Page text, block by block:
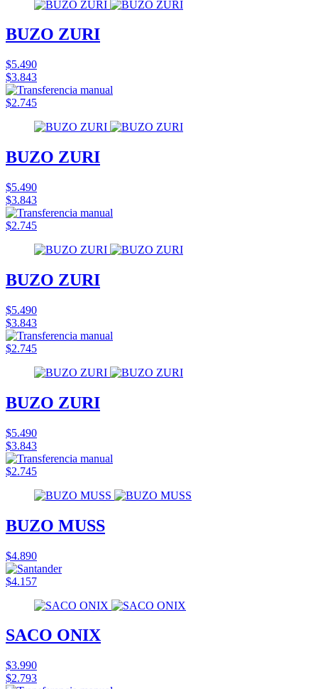
BUZO ZURI
$5.490
$3.843
$2.745
BUZO ZURI
$5.490
$3.843
$2.745
BUZO ZURI
$5.490
$3.843
$2.745
BUZO ZURI
$5.490
$3.843
$2.745
BUZO MUSS
$4.890
$4.157
SACO ONIX
$3.990
$2.793